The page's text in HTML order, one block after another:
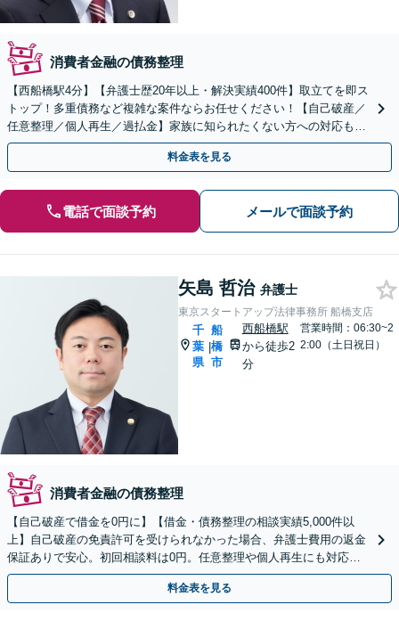
消費者金融の債務整理
【西船橋駅4分】【弁護士歴20年以上・解決実績400件】取立てを即ス
トップ！多重債務など複雑な案件ならお任せください！【自己破産／
任意整理／個人再生／過払金】家族に知られたくない方への対応も可
【破産管財人の経験有】【企業勤め経験有の弁護士】
料金表を見る
電話で面談予約 メールで面談予約
矢島 哲治 弁護士
東京スタートアップ法律事務所 船橋支店
千
葉
県
|
船
橋
市
西船橋駅
から徒歩2
分
営業時間：06:30~2
2:00（土日祝日）
消費者金融の債務整理
【自己破産で借金を0円に】【借金・債務整理の相談実績5,000件以
上】自己破産の免責許可を受けられなかった場合、弁護士費用の返金
保証ありで安心。初回相談料は0円。任意整理や個人再生にも対応
【土日祝日・夜間も相談受付】【費用の分割払い可】
料金表を見る